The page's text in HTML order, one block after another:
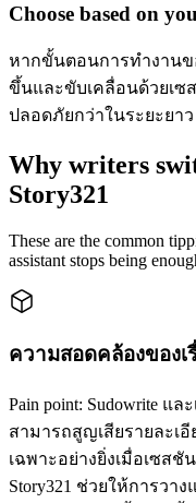
Choose based on
หากขั้นตอนการทำงาน
ขึ้นและขับเคลื่อนด้วยเซ
ปลอดภัยกว่าในระยะยาว
Why writers
Story321
These are the common
assistant stops being
ความสอดคล้องของเ
Pain point: Sudowrite
สามารถสูญเสียรายละเ
เฉพาะอย่างยิ่งเมื่อเซสชั
Story321 ช่วยให้การวา